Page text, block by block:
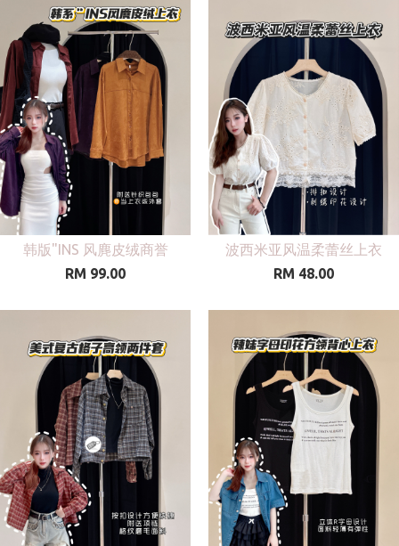
韩版"INS 风麂皮绒商誉
RM 99.00
波西米亚风温柔蕾丝上衣
RM 48.00